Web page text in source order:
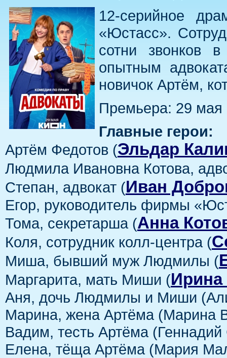
12-серийное
«Юстасс».
сотни звонков
опытным
новичок Артём,
Премьера: 29
Главные герои:
Артём Федотов (Эльдар
Людмила Ивановна Котова,
Степан, адвокат (Иван
Егор, руководитель фирмы
Тома, секретарша (Анна
Коля, сотрудник колл-центра (
Миша, бывший муж Людмилы (
Маргарита, мать Миши (Ирина
Аня, дочь Людмилы и Миши
Марина, жена Артёма (Марина
Вадим, тесть Артёма
Елена, тёща Артёма (Мария